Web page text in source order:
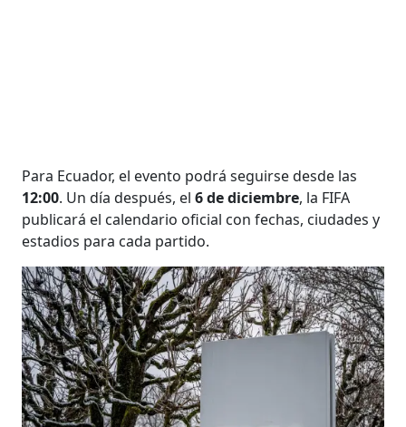
Para Ecuador, el evento podrá seguirse desde las
12:00. Un día después, el6 de diciembre, la FIFA
publicará el calendario oficial con fechas, ciudades y
estadios para cada partido.